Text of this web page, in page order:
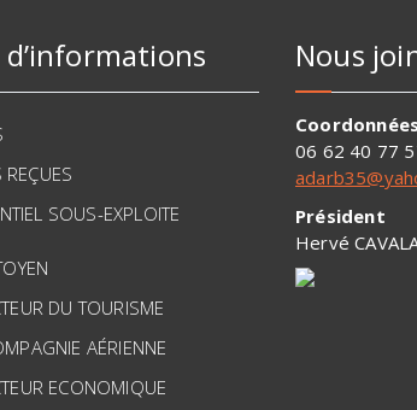
d’informations
REÇUES
SOUS-EXPLOITE
DU TOURISME
AÉRIENNE
ECONOMIQUE
Nous
Coordonnées
06 62 40 77
Président
Hervé